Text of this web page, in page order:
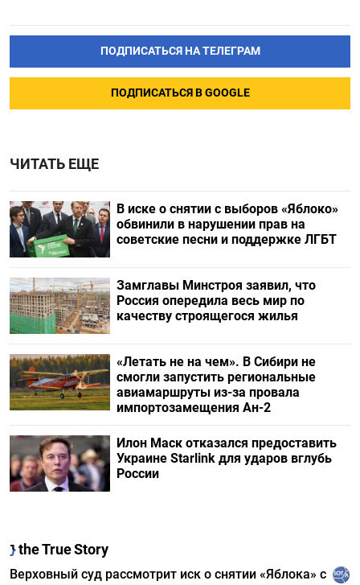
ПОДПИСАТЬСЯ НА ТЕЛЕГРАМ
ПОДПИСАТЬСЯ В GOOGLE
ЧИТАТЬ ЕЩЕ
В иске о снятии с выборов «Яблоко»
обвинили в нарушении прав на
советские песни и поддержке ЛГБТ
Замглавы Минстроя заявил, что
Россия опередила весь мир по
качеству строящегося жилья
«Летать не на чем». В Сибири не
смогли запустить региональные
авиамаршруты из-за провала
импортозамещения Ан-2
Илон Маск отказался предоставить
Украине Starlink для ударов вглубь
России